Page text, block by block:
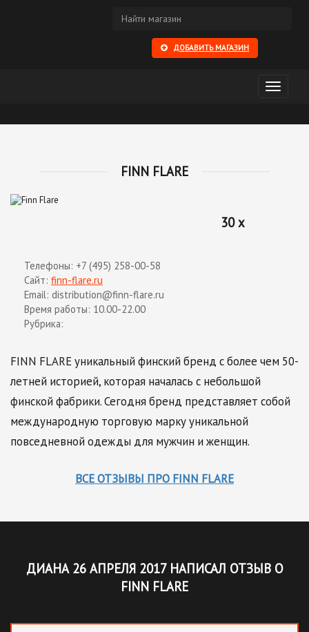
ДОБАВИТЬ МАГАЗИН
Открыть
FINN FLARE
30 x
Телефоны: +7 (495) 258-00-58
Сайт: finn-flare.ru
Email: distribution@finn-flare.ru
Время работы: 10.00-22.00
Рубрика:
FINN FLARE уникальный финский бренд с более чем 50-
летней историей, которая началась с небольшой
финской фабрики. Сегодня бренд представляет собой
международную торговую марку уникальной
повседневной одежды для мужчин и женщин.
ВСЕ ОТЗЫВЫ ПРО FINN FLARE
ДИАНА 26 АПРЕЛЯ 2017 НАПИСАЛ ОТЗЫВ О
FINN FLARE